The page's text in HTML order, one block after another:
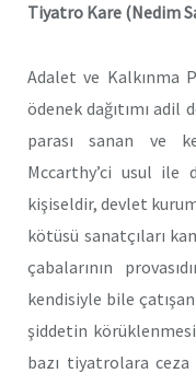
Tiyatro Kare (Nedim
Adalet ve Kalkınma
ödenek dağıtımı adil
parası sanan ve
Mccarthy’ci usul ile
kişiseldir, devlet
kötüsü sanatçıları
çabalarının
kendisiyle bile
şiddetin
bazı tiyatrolara